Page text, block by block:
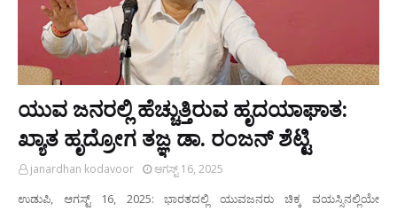
​ಯುವ ಜನರಲ್ಲಿ ಹೆಚ್ಚುತ್ತಿರುವ ಹೃದಯಾಘಾತ:
ಖ್ಯಾತ ಹೃದ್ರೋಗ ತಜ್ಞ ಡಾ. ರಂಜನ್ ಶೆಟ್ಟಿ
janardhan kodavoor ಆಗಸ್ಟ್ 16, 2025
ಉಡುಪಿ, ಆಗಸ್ಟ್ 16, 2025: ಭಾರತದಲ್ಲಿ ಯುವಜನರು ಚಿಕ್ಕ ವಯಸ್ಸಿನಲ್ಲಿಯೇ